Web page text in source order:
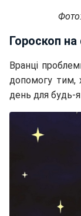
Гороскоп на
Вранці
допомогу тим,
день для будь-